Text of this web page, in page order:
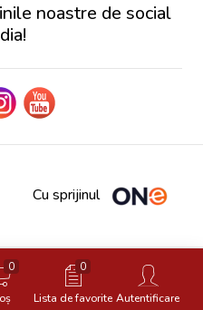
noastre de social
Cu sprijinul
0 0
Lista de favorite Autentificare